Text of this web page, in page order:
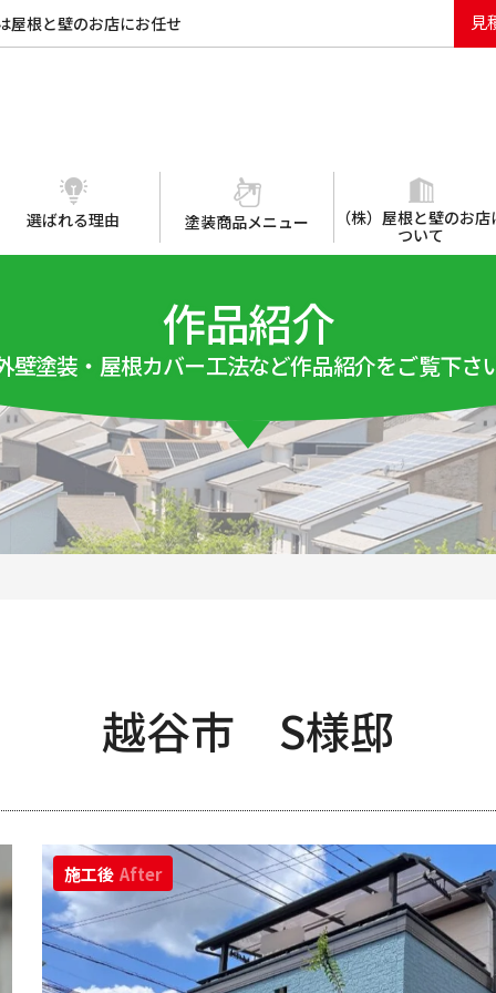
屋根と壁のお店にお任せ 見
選ばれる理由 塗装商品メニュー
（株）屋根と壁のお店
ついて
作品紹介
壁塗装・屋根カバー工法など作品紹介をご覧下さ
越谷市 S様邸
施工後 After